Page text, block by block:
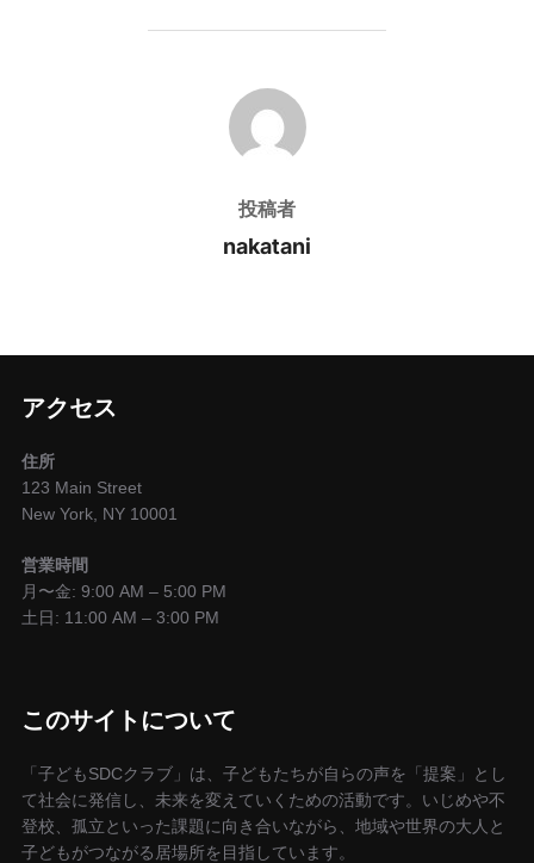
投稿者
投稿者
nakatani
アクセス
住所
123 Main Street
New York, NY 10001
営業時間
月〜金: 9:00 AM – 5:00 PM
土日: 11:00 AM – 3:00 PM
このサイトについて
「子どもSDCクラブ」は、子どもたちが自らの声を「提案」とし
て社会に発信し、未来を変えていくための活動です。いじめや不
登校、孤立といった課題に向き合いながら、地域や世界の大人と
子どもがつながる居場所を目指しています。